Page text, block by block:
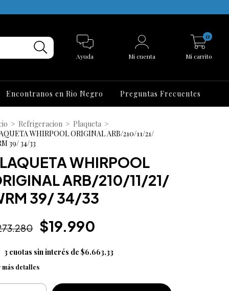
Ayuda Mi cuenta Mi carrito
0
Encontranos en Rio Negro Preguntas Frecuentes
> Refrigeracion > Plaqueta >
WHIRPOOL ORIGINAL ARB/210/11/21/
39/ 34/33
WHIRPOOL
ARB/210/11/21/
39/ 34/33
$19.990
3 cuotas sin interés de $6.663,33
más detalles